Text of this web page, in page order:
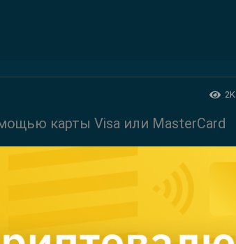
2K
карты Visa или MasterCard